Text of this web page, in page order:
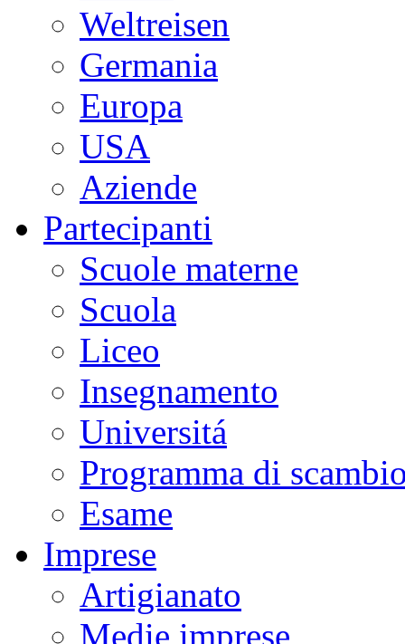
Weltreisen
Germania
Europa
USA
Aziende
Partecipanti
Scuole materne
Scuola
Liceo
Insegnamento
Universitá
Programma di
Esame
Imprese
Artigianato
Medie imprese